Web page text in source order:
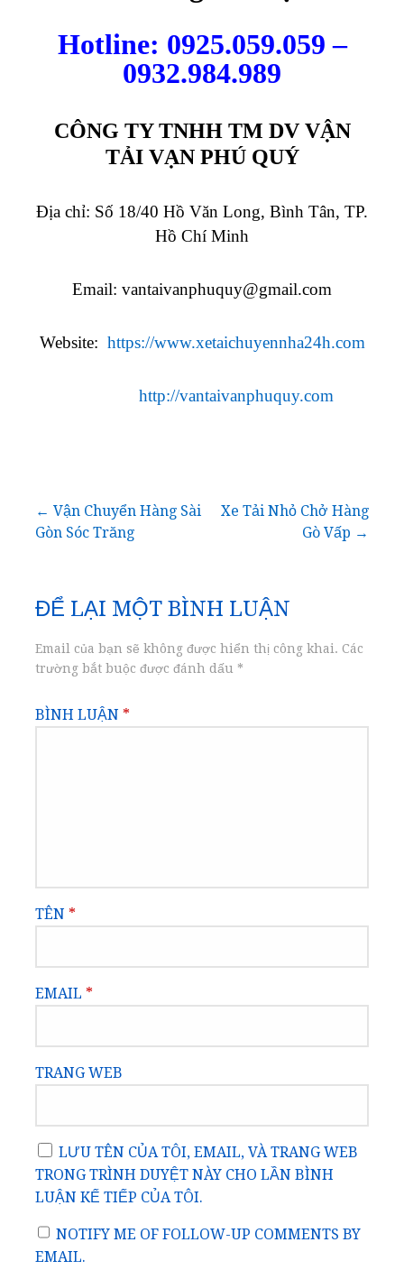
Hotline: 0925.059.059 –
0932.984.989
CÔNG TY TNHH TM DV VẬN
TẢI VẠN PHÚ QUÝ
Địa chỉ: Số 18/40 Hồ Văn Long, Bình Tân, TP.
Hồ Chí Minh
Email: vantaivanphuquy@gmail.com
Website: https://www.xetaichuyennha24h.com
http://vantaivanphuquy.com
Điều
bài
viết
← Vận Chuyển Hàng Sài
Gòn Sóc Trăng
Xe Tải Nhỏ Chở Hàng
Gò Vấp →
ĐỂ LẠI MỘT BÌNH LUẬN
Email của bạn sẽ không được hiển thị công khai. Các
trường bắt buộc được đánh dấu *
BÌNH LUẬN *
TÊN *
EMAIL *
TRANG WEB
LƯU TÊN CỦA TÔI, EMAIL, VÀ TRANG WEB
TRONG TRÌNH DUYỆT NÀY CHO LẦN BÌNH
LUẬN KẾ TIẾP CỦA TÔI.
NOTIFY ME OF FOLLOW-UP COMMENTS BY
EMAIL.